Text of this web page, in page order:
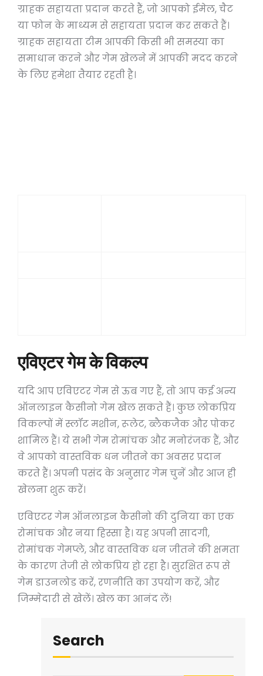
ग्राहक सहायता प्रदान करते हैं, जो आपको ईमेल, चैट
या फोन के माध्यम से सहायता प्रदान कर सकते हैं।
ग्राहक सहायता टीम आपकी किसी भी समस्या का
समाधान करने और गेम खेलने में आपकी मदद करने
के लिए हमेशा तैयार रहती है।
एविएटर गेम के विकल्प
यदि आप एविएटर गेम से ऊब गए हैं, तो आप कई अन्य
ऑनलाइन कैसीनो गेम खेल सकते हैं। कुछ लोकप्रिय
विकल्पों में स्लॉट मशीन, रूलेट, ब्लैकजैक और पोकर
शामिल हैं। ये सभी गेम रोमांचक और मनोरंजक हैं, और
वे आपको वास्तविक धन जीतने का अवसर प्रदान
करते हैं। अपनी पसंद के अनुसार गेम चुनें और आज ही
खेलना शुरू करें।
एविएटर गेम ऑनलाइन कैसीनो की दुनिया का एक
रोमांचक और नया हिस्सा है। यह अपनी सादगी,
रोमांचक गेमप्ले, और वास्तविक धन जीतने की क्षमता
के कारण तेजी से लोकप्रिय हो रहा है। सुरक्षित रूप से
गेम डाउनलोड करें, रणनीति का उपयोग करें, और
जिम्मेदारी से खेलें। खेल का आनंद लें!
Search